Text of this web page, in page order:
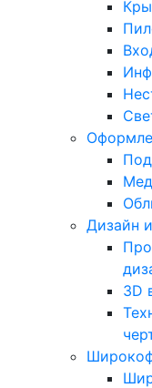
Дизайн
3D